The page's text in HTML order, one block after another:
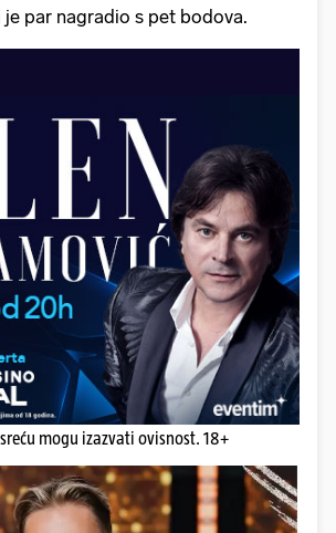
par nagradio s pet bodova.
mogu izazvati ovisnost. 18+